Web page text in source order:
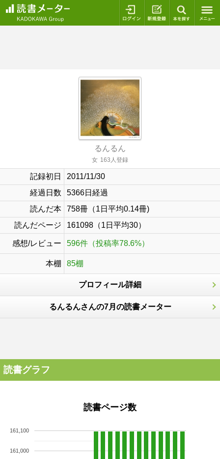
ログイン 新規登録
るんるん
女 163人登録
記録初日
2011/11/30
経過日数
5366日経過
読んだ本
758冊（1日平均0.14冊)
読んだページ
161098（1日平均30）
感想/レビュー 596件（投稿率78.6%）
本棚 85棚
プロフィール詳細
るんるんさんの7月の読書メーター
読書グラフ
読書ページ数
161,000
161,100